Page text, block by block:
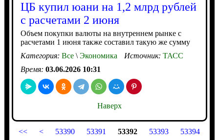
ЦБ купил юани на 1,2 млрд рублей
с расчетами 2 июня
Объем покупки валюты на внутреннем рынке с
расчетами 1 июня также составил такую же сумму
Категория: Все\Экономика Источник: ТАСС
Время: 03.06.2026 10:31
Наверх
<< < 53390 53391 53392 53393 53394